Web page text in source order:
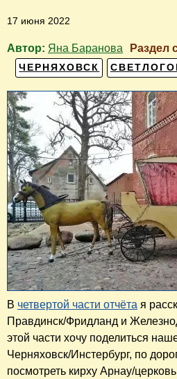
17 июня 2022
Автор: Яна Баранова Раздел
ЧЕРНЯХОВСК
В четвертой части отчёта я
Правдинск/Фридланд и
этой части хочу поделиться
Черняховск/Инстербург, по
посмотреть кирху Арнау/